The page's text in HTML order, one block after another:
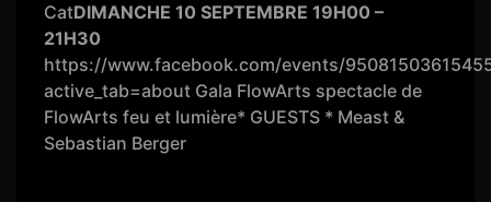
CatDIMANCHE 10 SEPTEMBRE 19H00 –
21H30
https://www.facebook.com/events/
active_tab=about Gala FlowArts spectacle de
FlowArts feu et lumière* GUESTS * Meast &
Sebastian Berger